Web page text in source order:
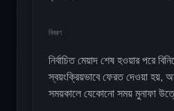
বিবরণ
নির্বাচিত মেয়াদ শেষ হওয়ার পরে
স্বয়ংক্রিয়ভাবে ফেরত দেওয়া হয়,
সময়কালে যেকোনো সময় মুনাফা